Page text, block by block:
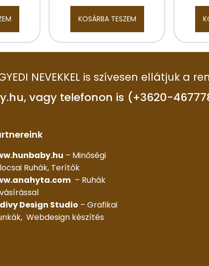
KOSÁRBA TESZEM
NEVEKKEL is szívesen ellátjuk a
vagy telefonon is (+3620-
– Minőségi
Ruhák, Terítők
– Ruhák
Design Studio – Grafikai
Webdesign készítés